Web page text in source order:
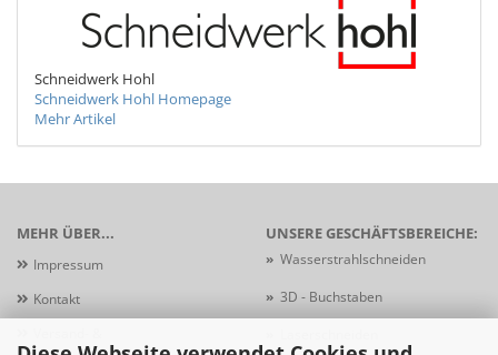
Schneidwerk Hohl
Schneidwerk Hohl Homepage
Mehr Artikel
MEHR ÜBER...
Impressum
Kontakt
UNSERE GESCHÄFTSBEREICHE:
» Wasserstrahlschneiden
» 3D - Buchstaben